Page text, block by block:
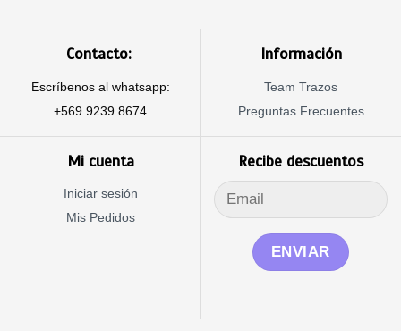
Contacto:
Escríbenos al whatsapp:
+569 9239 8674
Información
Team Trazos
Preguntas Frecuentes
Mi cuenta
Iniciar sesión
Mis Pedidos
Recibe descuentos